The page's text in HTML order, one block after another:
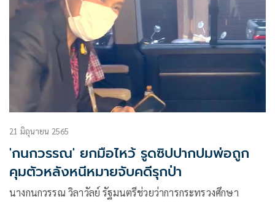
21 มิถุนายน 2565
'กนกวรรณ' ยกมือไหว้ รูดซิปปากปมพ่อถูก
คุมตัวหลังหนีหมายจับคดีรุกป่า
นางกนกวรรณ วิลาวัลย์ รัฐมนตรีช่วยว่าการกระทรวงศึกษา